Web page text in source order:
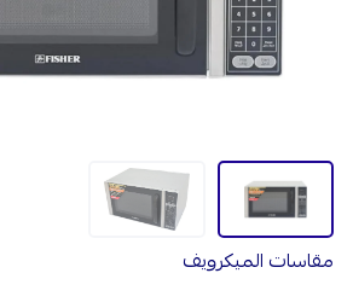
مقاسات الميكرويف